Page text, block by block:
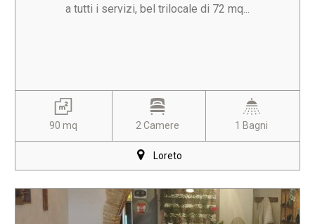
a tutti i servizi, bel trilocale di 72 mq...
90 mq 2 Camere 1 Bagni
Loreto